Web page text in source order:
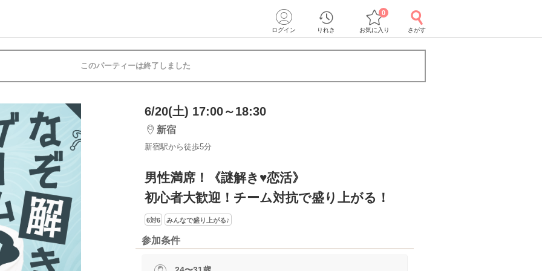
ログイン りれき お気に入り
0
さがす
このパーティーは終了しました
6/20(土) 17:00～18:30
新宿
新宿駅から徒歩5分
男性満席！《謎解き♥恋活》
初心者大歓迎！チーム対抗で盛り上がる！
6対6 みんなで盛り上がる♪
参加条件